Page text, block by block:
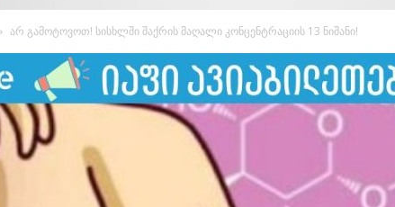
არ გამოტოვოთ! სისხლში შაქრის მაღალი კონცენტრაციის 13 ნიშანი!